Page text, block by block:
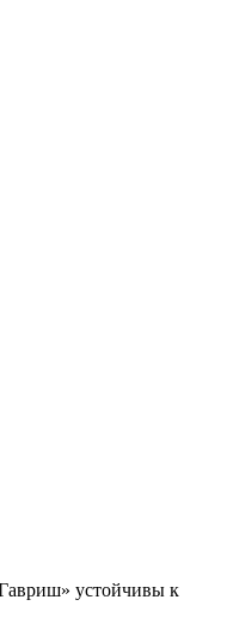
устойчивы к